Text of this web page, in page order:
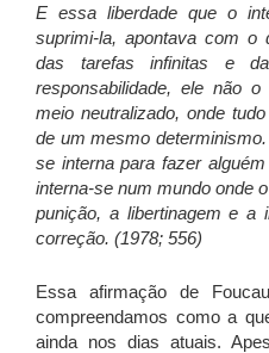
E essa liberdade que o
suprimi-la, apontava com o
das tarefas infinitas e
responsabilidade, ele não
meio neutralizado, onde
de um mesmo
se interna para fazer
interna-se num mundo onde
punição, a libertinagem e a
correção. (1978; 556)
Essa afirmação de
compreendamos como a
ainda nos dias atuais.